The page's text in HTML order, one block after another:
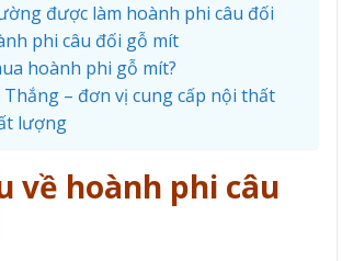
được làm hoành phi câu đối
phi câu đối gỗ mít
hoành phi gỗ mít?
– đơn vị cung cấp nội thất
lượng
về hoành phi câu